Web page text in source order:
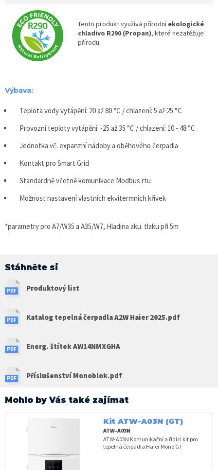
Tento produkt využívá přírodníekologické
chladivo R290 (Propan), které nezatěžuje
přírodu.
Výbava:
Teplota vody vytápění: 20 až 80 °C / chlazení: 5 až 25 °C
Provozní teploty vytápění: -25 až 35 °C / chlazení: 10 - 48 °C
Jednotka vč. expanzní nádoby a oběhového čerpadla
Kontakt pro Smart Grid
Standardně včetně komunikace Modbus rtu
Možnost nastavení vlastních ekvitermních křivek
*parametry pro A7/W35 a A35/W7, Hladina aku. tlaku při 5m
Stáhněte si
Produktový list
Katalog tepelná čerpadla A2W Haier 2025.pdf
Energ. štítek AW14NMXGHA
Příslušenství Monoblok.pdf
Mohlo by Vás také zajímat
Kit ATW-A03N (GT)
ATW-A03N
ATW-A03N Komunikační a řídící kit pro
tepelná čerpadla Haier Mono GT